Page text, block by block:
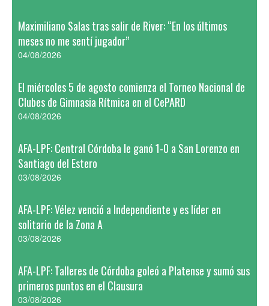
Maximiliano Salas tras salir de River: “En los últimos
meses no me sentí jugador”
04/08/2026
El miércoles 5 de agosto comienza el Torneo Nacional de
Clubes de Gimnasia Rítmica en el CePARD
04/08/2026
AFA-LPF: Central Córdoba le ganó 1-0 a San Lorenzo en
Santiago del Estero
03/08/2026
AFA-LPF: Vélez venció a Independiente y es líder en
solitario de la Zona A
03/08/2026
AFA-LPF: Talleres de Córdoba goleó a Platense y sumó sus
primeros puntos en el Clausura
03/08/2026